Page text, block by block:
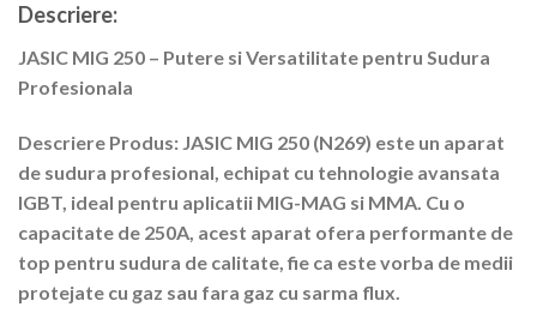
Descriere:
JASIC MIG 250 – Putere si Versatilitate pentru Sudura
Profesionala
Descriere Produs: JASIC MIG 250 (N269) este un aparat
de sudura profesional, echipat cu tehnologie avansata
IGBT, ideal pentru aplicatii MIG-MAG si MMA. Cu o
capacitate de 250A, acest aparat ofera performante de
top pentru sudura de calitate, fie ca este vorba de medii
protejate cu gaz sau fara gaz cu sarma flux.